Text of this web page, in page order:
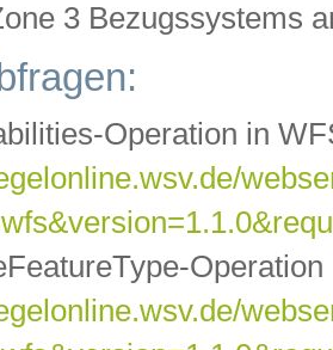
3 Bezugssystems
Operation in